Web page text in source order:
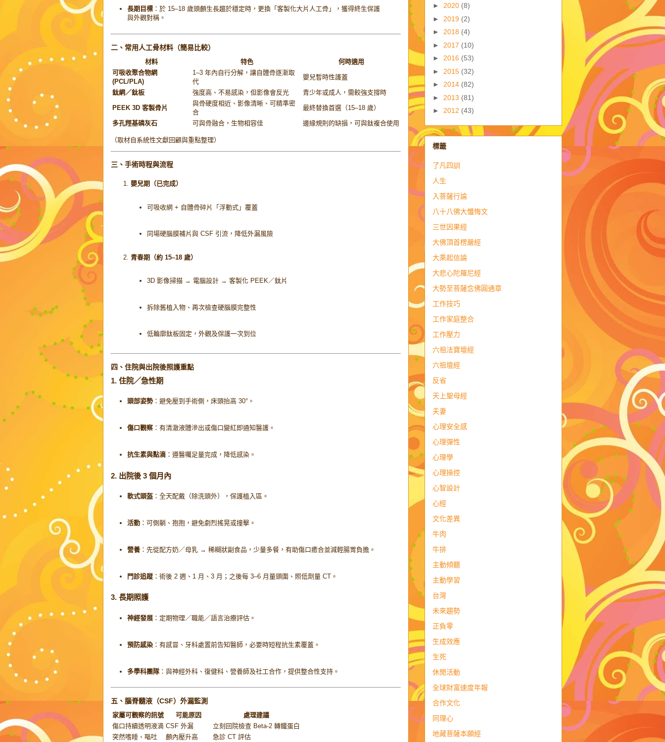
長期目標：於 15–18 歲頭顱生長趨於穩定時，更換「客製化大片人工骨」，獲得終生保護
與外觀對稱。
二、常用人工骨材料（簡易比較）
材料 特色
何時適用
可吸收聚合物網
(PCL/PLA)
1–3 年內自行分解，讓自體骨逐漸取
代
嬰兒暫時性護蓋
鈦網／鈦板 強度高、不易感染，但影像會反光 青少年或成人，需較強支撐時
PEEK 3D 客製骨片
與骨硬度相近、影像清晰、可精準密
合
最終替換首選（15–18 歲）
多孔羥基磷灰石 可與骨融合，生物相容佳 邊緣規則的缺損，可與鈦複合使用
（取材自系統性文獻回顧與重點整理）
三、手術時程與流程
嬰兒期（已完成）
可吸收網 + 自體骨碎片「浮動式」覆蓋
同場硬腦膜補片與 CSF 引流，降低外漏風險
青春期（約 15–18 歲）
3D 影像掃描 → 電腦設計 → 客製化 PEEK／鈦片
拆除舊植入物、再次檢查硬腦膜完整性
低輪廓鈦板固定，外觀及保護一次到位
四、住院與出院後照護重點
1. 住院／急性期
頭部姿勢：避免壓到手術側，床頭抬高 30°。
傷口觀察：有清澈液體滲出或傷口變紅即通知醫護。
抗生素與點滴：遵醫囑足量完成，降低感染。
2. 出院後 3 個月內
軟式頭盔：全天配戴（除洗頭外），保護植入區。
活動：可側躺、抱抱，避免劇烈搖晃或撞擊。
營養：先從配方奶／母乳 → 稀糊狀副食品，少量多餐，有助傷口癒合並減輕腸胃負擔。
門診追蹤：術後 2 週、1 月、3 月；之後每 3–6 月量頭圍、照低劑量 CT。
3. 長期照護
神經發展：定期物理／職能／語言治療評估。
預防感染：有感冒、牙科處置前告知醫師，必要時短程抗生素覆蓋。
多學科團隊：與神經外科、復健科、營養師及社工合作，提供整合性支持。
五、腦脊髓液（CSF）外漏監測
家屬可觀察的訊號 可能原因
處理建議
傷口持續透明液滴 CSF 外漏
立刻回院檢查 Beta-2 轉鐵蛋白
突然嗜睡、嘔吐
顱內壓升高
急診 CT 評估
► 2020 (8)
► 2019 (2)
► 2018 (4)
► 2017 (10)
► 2016 (53)
► 2015 (32)
► 2014 (82)
► 2013 (81)
► 2012 (43)
標籤
了凡四訓
人生
入菩薩行論
八十八佛大懺悔文
三世因果經
大佛頂首楞嚴經
大乘起信論
大悲心陀羅尼經
大勢至菩薩念佛圓通章
工作技巧
工作家庭整合
工作壓力
六祖法寶壇經
六祖壇經
反省
天上聖母經
夫妻
心理安全感
心理彈性
心理學
心理操控
心智設計
心經
文化差異
牛肉
牛排
主動傾聽
主動學習
台灣
未來趨勢
正負零
生成效應
生死
休閒活動
全球財富速度年報
合作文化
同理心
地藏菩薩本願經